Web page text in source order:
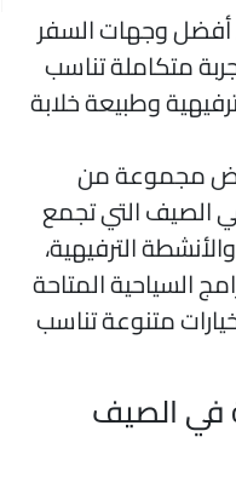
وجهات السفر
متكاملة تناسب
وطبيعة خلابة
مجموعة من
التي تجمع
الترفيهية،
المتاحة
متنوعة تناسب
في الصيف